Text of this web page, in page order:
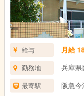
給与 月給
勤務地 兵庫
最寄駅 阪急今